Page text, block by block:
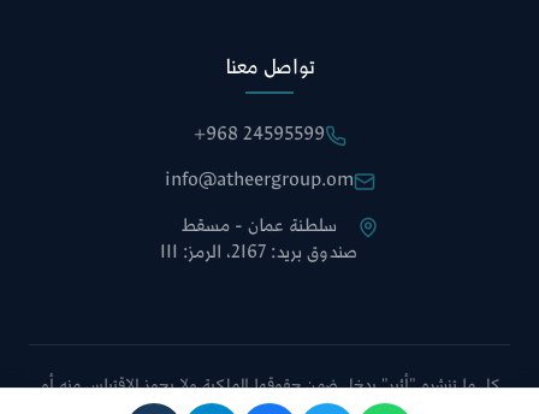
تواصل معنا
+968 24595599
info@atheergroup.om
سلطنة عمان - مسقط
صندوق بريد: 2167، الرمز: 111
كل ما تنشره "أثير" يدخل ضمن حقوقها الملكية ولا يجوز الاقتباس منه أو